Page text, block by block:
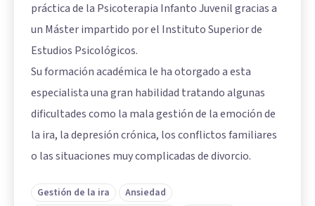
práctica de la Psicoterapia Infanto Juvenil gracias a
un Máster impartido por el Instituto Superior de
Estudios Psicológicos.
Su formación académica le ha otorgado a esta
especialista una gran habilidad tratando algunas
dificultades como la mala gestión de la emoción de
la ira, la depresión crónica, los conflictos familiares
o las situaciones muy complicadas de divorcio.
Gestión de la ira
Ansiedad